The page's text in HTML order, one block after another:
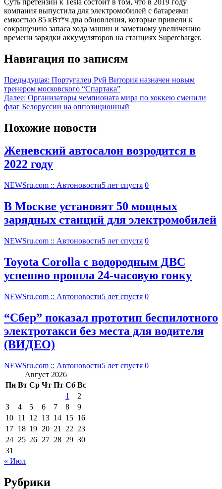
компания выпустила для электромобилей с батареями
емкостью 85 кВт*ч два обновления, которые привели к
сокращению запаса хода машин и заметному увеличению
времени зарядки аккумуляторов на станциях Supercharger.
Навигация по записям
Предыдущая: Португалец Руй Витория назначен новым
тренером московского “Спартака”
Далее: Организаторы чемпионата мира по хоккею сменили
флаг Белоруссии на оппозиционный
Похожие новости
Женевский автосалон возродится в
2022 году
NEWSru.com :: Автоновости5 лет спустя 0
В Москве установят 50 мощных
зарядных станций для электромобилей
NEWSru.com :: Автоновости5 лет спустя 0
Toyota Corolla с водородным ДВС
успешно прошла 24-часовую гонку
NEWSru.com :: Автоновости5 лет спустя 0
“Сбер” показал прототип беспилотного
электротакси без места для водителя
(ВИДЕО)
NEWSru.com :: Автоновости5 лет спустя 0
Август 2026
Пн Вт Ср Чт Пт Сб Вс
1
2
3
4 5 6 7 8
9
10 11 12 13 14 15 16
17 18 19 20 21 22 23
24 25 26 27 28 29 30
31
« Июл
Рубрики